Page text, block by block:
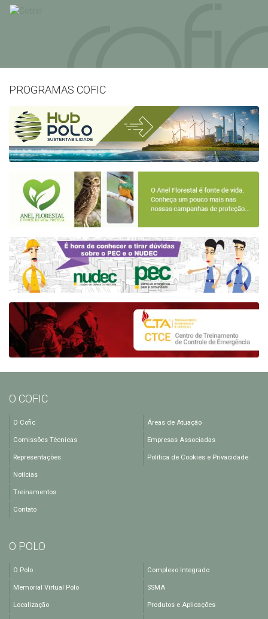
PROGRAMAS COFIC
O COFIC
O Cofic
Comissões Técnicas
Representações
Áreas de Atuação
Empresas Associadas
Política de Cookies e Privacidade
Notícias
Treinamentos
Contato
O POLO
O Polo
Memorial Virtual Polo
Localização
Complexo Integrado
SSMA
Produtos e Aplicações